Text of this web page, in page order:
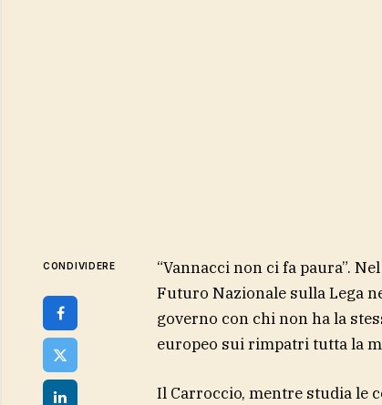
CONDIVIDERE
“Vannacci non ci fa paura”.
Futuro Nazionale sulla Lega
governo con chi non ha la
europeo sui rimpatri tutta la
Il Carroccio, mentre studia le